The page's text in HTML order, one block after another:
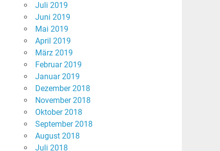
Juli 2019
Juni 2019
Mai 2019
April 2019
März 2019
Februar 2019
Januar 2019
Dezember 2018
November 2018
Oktober 2018
September 2018
August 2018
Juli 2018